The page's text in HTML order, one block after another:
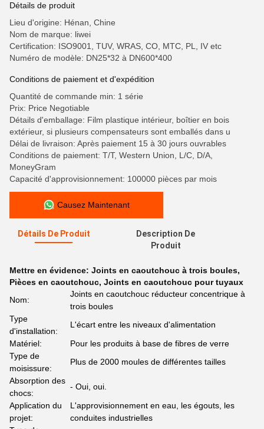
Détails de produit
Lieu d'origine: Hénan, Chine
Nom de marque: liwei
Certification: ISO9001, TUV, WRAS, CO, MTC, PL, IV etc
Numéro de modèle: DN25*32 à DN600*400
Conditions de paiement et d'expédition
Quantité de commande min: 1 série
Prix: Price Negotiable
Détails d'emballage: Film plastique intérieur, boîtier en bois
extérieur, si plusieurs compensateurs sont emballés dans u
Délai de livraison: Après paiement 15 à 30 jours ouvrables
Conditions de paiement: T/T, Western Union, L/C, D/A,
MoneyGram
Capacité d'approvisionnement: 100000 pièces par mois
Causez Maintenant
Détails De Produit
Description De
Produit
Mettre en évidence: Joints en caoutchouc à trois boules,
Pièces en caoutchouc, Joints en caoutchouc pour tuyaux
Nom:
Joints en caoutchouc réducteur concentrique à
trois boules
Type
d'installation:
L'écart entre les niveaux d'alimentation
Matériel:
Pour les produits à base de fibres de verre
Type de
moisissure:
Plus de 2000 moules de différentes tailles
Absorption des
chocs:
- Oui, oui.
Application du
projet:
L'approvisionnement en eau, les égouts, les
conduites industrielles